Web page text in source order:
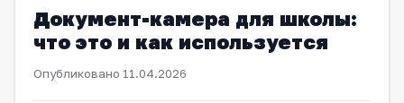
Документ-камера для школы:
что это и как используется
Опубликовано 11.04.2026